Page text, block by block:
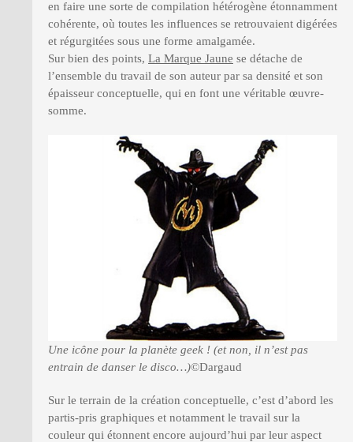
en faire une sorte de compilation hétérogène étonnamment
cohérente, où toutes les influences se retrouvaient digérées
et régurgitées sous une forme amalgamée.
Sur bien des points, La Marque Jaune se détache de
l’ensemble du travail de son auteur par sa densité et son
épaisseur conceptuelle, qui en font une véritable œuvre-
somme.
Une icône pour la planète geek ! (et non, il n’est pas
entrain de danser le disco…)©Dargaud
Sur le terrain de la création conceptuelle, c’est d’abord les
partis-pris graphiques et notamment le travail sur la
couleur qui étonnent encore aujourd’hui par leur aspect